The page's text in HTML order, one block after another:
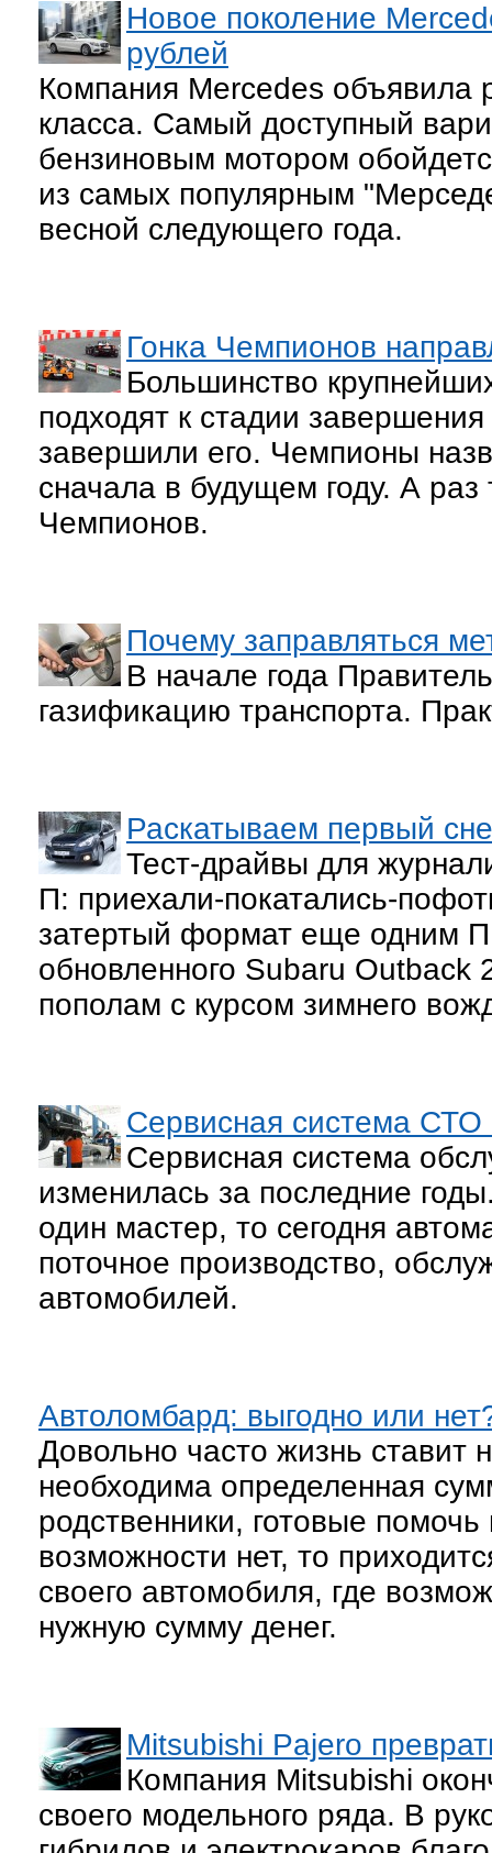
Новое поколение
рублей
Компания Mercedes объявила
класса. Самый доступный
бензиновым мотором
из самых популярным
весной следующего года.
Гонка Чемпионов
Большинство
подходят к стадии
завершили его. Чемпионы
сначала в будущем году. А
Чемпионов.
Почему заправляться
В начале года
газификацию транспорта.
Раскатываем первый
Тест-драйвы для
П: приехали-покатались-
затертый формат еще одним
обновленного Subaru Outback
пополам с курсом зимнего
Сервисная система СТО
Сервисная система
изменилась за последние
один мастер, то сегодня
поточное производство,
автомобилей.
Автоломбард: выгодно или
Довольно часто жизнь ставит
необходима определенная
родственники, готовые
возможности нет, то
своего автомобиля, где
нужную сумму денег.
Mitsubishi Pajero
Компания Mitsubishi
своего модельного ряда. В